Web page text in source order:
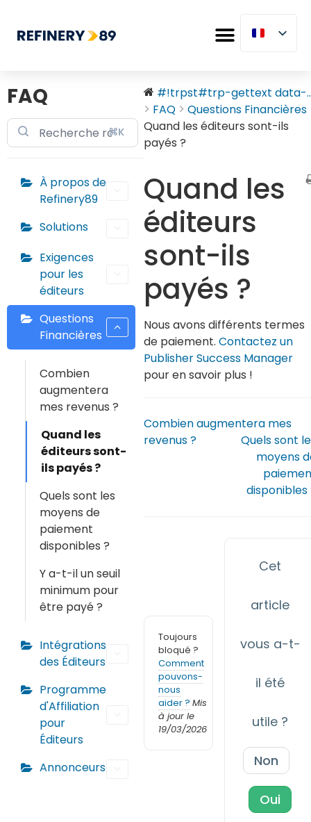
FAQ
⌘K
À propos de
Refinery89
Solutions
Exigences
pour les
éditeurs
Questions
Financières
Combien
augmentera
mes revenus ?
Quand les
éditeurs sont-
ils payés ?
Quels sont les
moyens de
paiement
disponibles ?
Y a-t-il un seuil
minimum pour
être payé ?
Intégrations
des Éditeurs
Programme
d'Affiliation
pour
Éditeurs
Annonceurs
#!trpst#trp-gettext data-
FAQ
Questions Financières
Quand les éditeurs sont-ils
payés ?
Quand les
éditeurs
sont-ils
payés ?
Nous avons différents termes
de paiement. Contactez un
Publisher Success Manager
pour en savoir plus !
Combien augmentera mes
revenus ?
Quels sont
moyens
disponibles
Toujours
bloqué ?
Comment
pouvons-
nous
aider ? Mis
à jour le
19/03/2026
Cet
article
vous a-t-
il été
utile ?
Non
Oui